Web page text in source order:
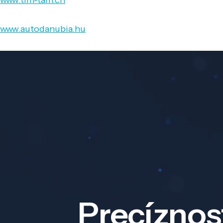
www.autodanubia.hu